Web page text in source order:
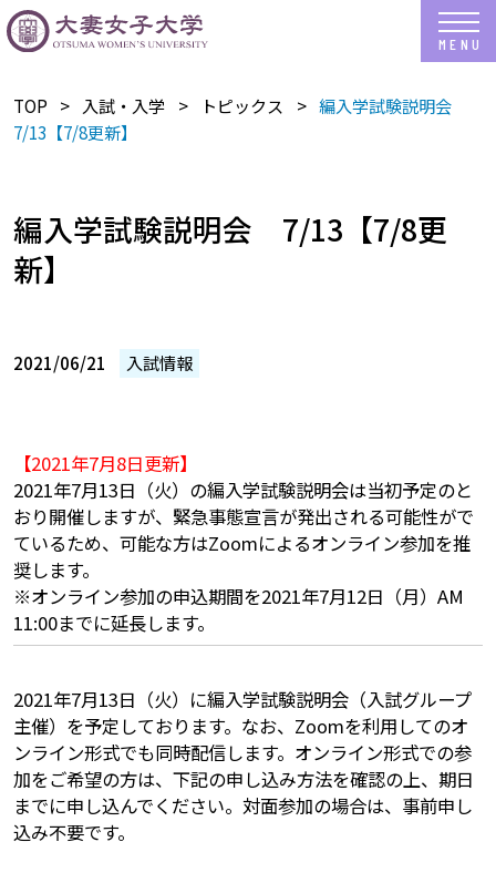
TOP 入試・入学 トピックス
編入学試験説明会
7/13【7/8更新】
編入学試験説明会 7/13【7/8更
新】
2021/06/21 入試情報
【2021年7月8日更新】
2021年7月13日（火）の編入学試験説明会は当初予定のと
おり開催しますが、緊急事態宣言が発出される可能性がで
ているため、可能な方はZoomによるオンライン参加を推
奨します。
※オンライン参加の申込期間を2021年7月12日（月）AM
11:00までに延長します。
2021年7月13日（火）に編入学試験説明会（入試グループ
主催）を予定しております。なお、Zoomを利用してのオ
ンライン形式でも同時配信します。オンライン形式での参
加をご希望の方は、下記の申し込み方法を確認の上、期日
までに申し込んでください。対面参加の場合は、事前申し
込み不要です。